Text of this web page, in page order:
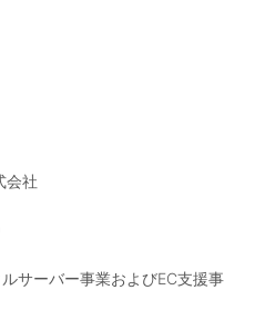
会社
サーバー事業およびEC支援事